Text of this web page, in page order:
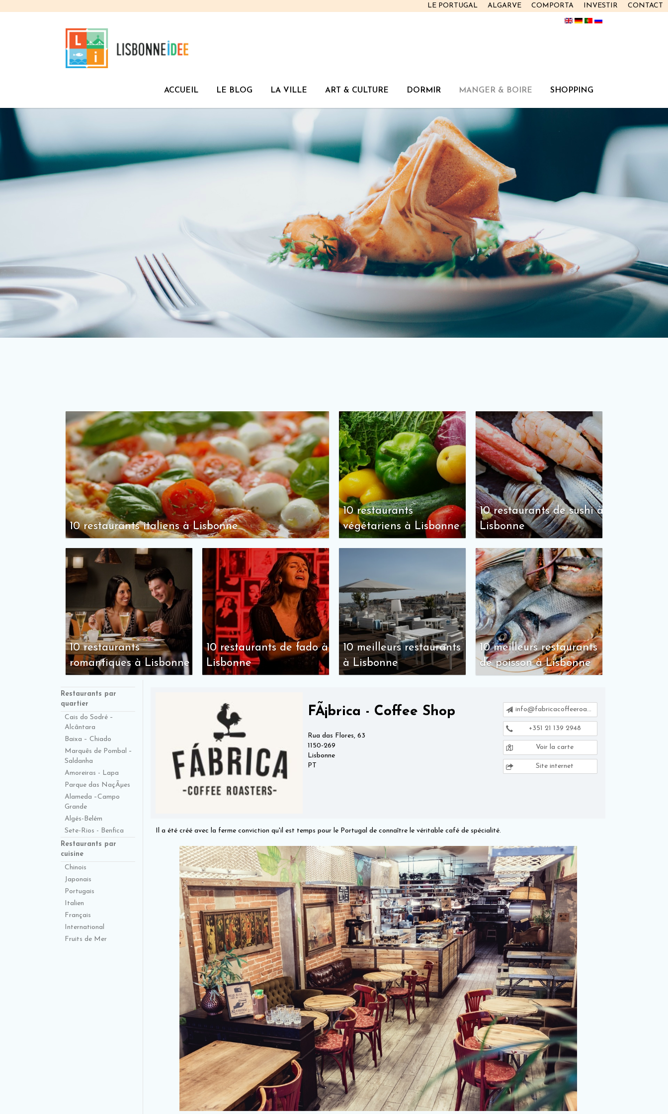
CONTACT
INVESTIR
COMPORTA
ALGARVE
LE PORTUGAL
ACCUEIL LE BLOG LA VILLE ART & CULTURE DORMIR MANGER & BOIRE SHOPPING
10 restaurants italiens à Lisbonne
10 restaurants
végétariens à Lisbonne
10 restaurants de sushi à
Lisbonne
10 restaurants
romantiques à Lisbonne
10 restaurants de fado à
Lisbonne
10 meilleurs restaurants
à Lisbonne
10 meilleurs restaurants
de poisson à Lisbonne
Restaurants par
quartier
Cais do Sodré –
Alcântara
Baixa – Chiado
Marquês de Pombal –
Saldanha
Amoreiras - Lapa
Parque das NaçÃµes
Alameda –Campo
Grande
Algés-Belém
Sete-Rios - Benfica
Restaurants par
cuisine
Chinois
Japonais
Portugais
Italien
Français
International
Fruits de Mer
FÃ¡brica - Coffee Shop
Rua das Flores, 63
1150-269
Lisbonne
PT
info@fabricacoffeeroasters.com
+351 21 139 2948
Voir la carte
Site internet
Il a été créé avec la ferme conviction qu'il est temps pour le Portugal de connaître le véritable café de spécialité.